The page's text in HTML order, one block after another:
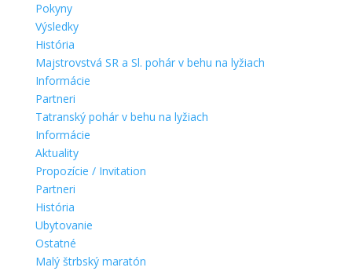
Pokyny
Výsledky
História
Majstrovstvá SR a Sl. pohár v behu na lyžiach
Informácie
Partneri
Tatranský pohár v behu na lyžiach
Informácie
Aktuality
Propozície / Invitation
Partneri
História
Ubytovanie
Ostatné
Malý štrbský maratón